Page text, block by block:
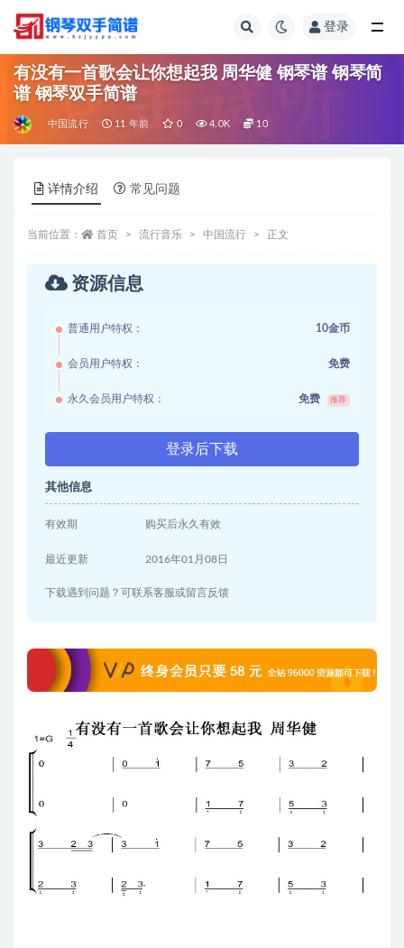
登录
有没有一首歌会让你想起我 周华健 钢琴谱 钢琴简
谱 钢琴双手简谱
中国流行 11 年前 0 4.0K 10
详情介绍 常见问题
当前位置： 首页 流行音乐 中国流行 正文
资源信息
普通用户特权： 10金币
会员用户特权： 免费
永久会员用户特权： 免费 推荐
登录后下载
其他信息
有效期 购买后永久有效
最近更新 2016年01月08日
下载遇到问题？可联系客服或留言反馈